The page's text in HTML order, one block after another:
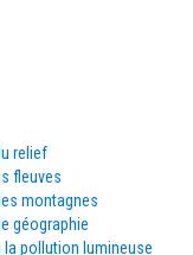
relief
fleuves
montagnes
géographie
la pollution lumineuse